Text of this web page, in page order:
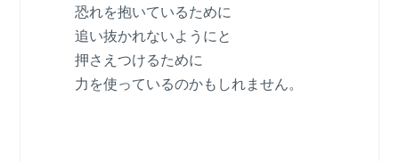
恐れを抱いているために
追い抜かれないようにと
押さえつけるために
力を使っているのかもしれません。